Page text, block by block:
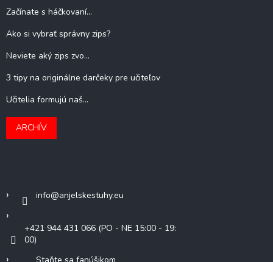
Začínate s háčkovaní...
Ako si vybrať správny zips?
Neviete aký zips zvo...
3 tipy na originálne darčeky pre učiteľov
Učitelia formujú naš...
ARCHÍV
info@anjelskestuhy.eu
+421 944 431 066 (PO - NE 15:00 - 19:
00)
Staňte sa fanúšikom